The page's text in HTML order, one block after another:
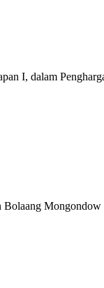
I, dalam
Mongondow